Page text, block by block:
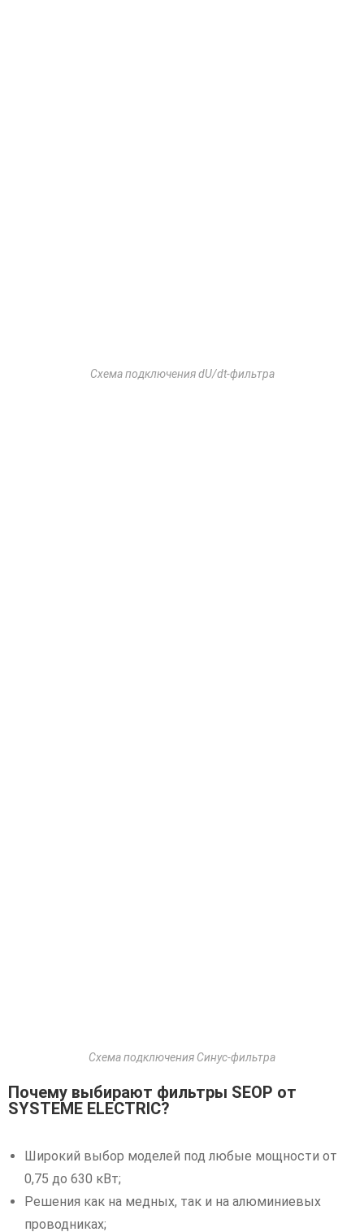
Схема подключения dU/dt-фильтра
Схема подключения Синус-фильтра
Почему выбирают фильтры SEOP от
SYSTEME ELECTRIC?
Широкий выбор моделей под любые мощности от
0,75 до 630 кВт;
Решения как на медных, так и на алюминиевых
проводниках;